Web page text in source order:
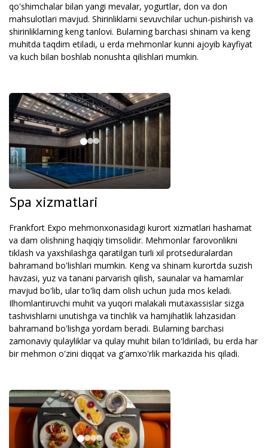
qo'shimchalar bilan yangi mevalar, yogurtlar, don va don
mahsulotlari mavjud. Shirinliklarni sevuvchilar uchun-pishirish va
shirinliklarning keng tanlovi. Bularning barchasi shinam va keng
muhitda taqdim etiladi, u erda mehmonlar kunni ajoyib kayfiyat
va kuch bilan boshlab nonushta qilishlari mumkin.
Spa xizmatlari
Frankfort Expo mehmonxonasidagi kurort xizmatlari hashamat
va dam olishning haqiqiy timsolidir. Mehmonlar farovonlikni
tiklash va yaxshilashga qaratilgan turli xil protseduralardan
bahramand bo'lishlari mumkin. Keng va shinam kurortda suzish
havzasi, yuz va tanani parvarish qilish, saunalar va hamamlar
mavjud bo'lib, ular to'liq dam olish uchun juda mos keladi.
Ilhomlantiruvchi muhit va yuqori malakali mutaxassislar sizga
tashvishlarni unutishga va tinchlik va hamjihatlik lahzasidan
bahramand bo'lishga yordam beradi. Bularning barchasi
zamonaviy qulayliklar va qulay muhit bilan to'ldiriladi, bu erda har
bir mehmon o'zini diqqat va g'amxo'rlik markazida his qiladi.